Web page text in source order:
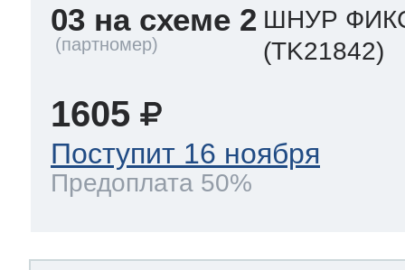
03 на схеме 2 ШНУР
(TK21842)
1605
Поступит 16 ноября
Предоплата 50%